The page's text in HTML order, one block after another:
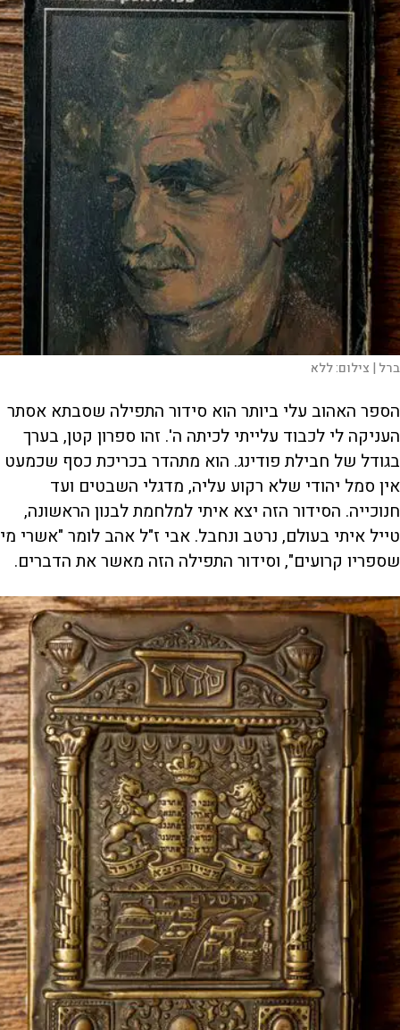
ברל | צילום:ללא
הספר האהוב עלי ביותר הוא סידור התפילה שסבתא אסתר
העניקה לי לכבוד עלייתי לכיתה ה'. זהו ספרון קטן, בערך
בגודל של חבילת פודינג. הוא מתהדר בכריכת כסף שכמעט
אין סמל יהודי שלא רקוע עליה, מדגלי השבטים ועד
חנוכייה. הסידור הזה יצא איתי למלחמת לבנון הראשונה,
טייל איתי בעולם, נרטב ונחבל. אבי ז"ל אהב לומר "אשרי מי
שספריו קרועים", וסידור התפילה הזה מאשר את הדברים.